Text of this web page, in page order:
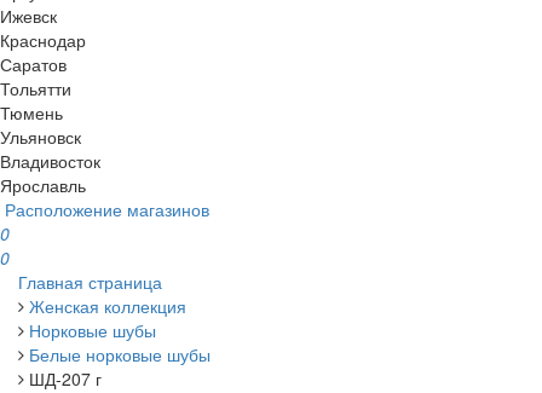
Ижевск
Краснодар
Саратов
Тольятти
Тюмень
Ульяновск
Владивосток
Ярославль
Расположение магазинов
0
0
Главная страница
Женская коллекция
Норковые шубы
Белые норковые шубы
ШД-207 г